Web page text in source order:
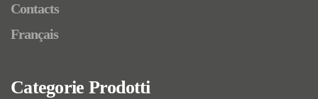
Contacts
Français
Categorie Prodotti